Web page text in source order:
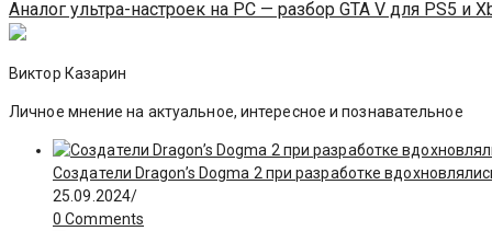
Аналог ультра-настроек на PC — разбор GTA V для PS5 и
Виктор Казарин
Личное мнение на актуальное, интересное и познавательное
Создатели Dragon’s Dogma 2 при разработке
25.09.2024/
0 Comments